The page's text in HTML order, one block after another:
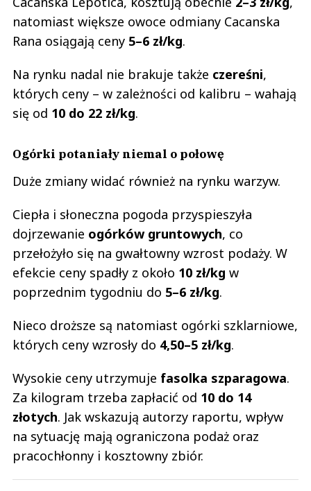
natomiast większe owoce odmiany Cacanska
Rana osiągają ceny 5–6 zł/kg.
Na rynku nadal nie brakuje także czereśni,
których ceny – w zależności od kalibru – wahają
się od 10 do 22 zł/kg.
Ogórki potaniały niemal o połowę
Duże zmiany widać również na rynku warzyw.
Ciepła i słoneczna pogoda przyspieszyła
dojrzewanie ogórków gruntowych, co
przełożyło się na gwałtowny wzrost podaży. W
efekcie ceny spadły z około 10 zł/kg w
poprzednim tygodniu do 5–6 zł/kg.
Nieco droższe są natomiast ogórki szklarniowe,
których ceny wzrosły do 4,50–5 zł/kg.
Wysokie ceny utrzymuje fasolka szparagowa.
Za kilogram trzeba zapłacić od 10 do 14
złotych. Jak wskazują autorzy raportu, wpływ
na sytuację mają ograniczona podaż oraz
pracochłonny i kosztowny zbiór.